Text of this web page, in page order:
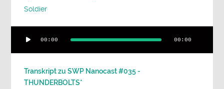
Soldier
Player
00:00 00:00
Transkript zu SWP Nanocast #035 -
THUNDERBOLTS*